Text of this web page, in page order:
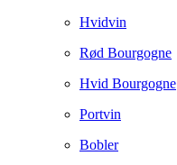
Hvidvin
Rød Bourgogne
Hvid Bourgogne
Portvin
Bobler